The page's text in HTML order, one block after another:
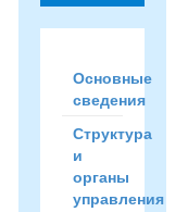
Основные
сведения
Структура
и
органы
управления